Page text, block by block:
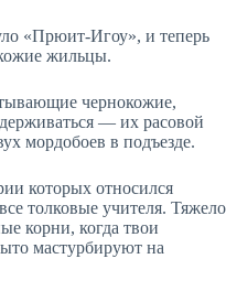
«Прюит-Игоу», и теперь
жильцы.
чернокожие,
— их расовой
мордобоев в подъезде.
которых относился
толковые учителя. Тяжело
корни, когда твои
мастурбируют на